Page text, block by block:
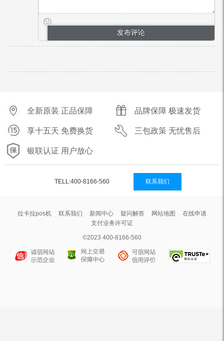
全新原装 正品保障 品牌保障 极速发货
享十五天 免费换货 三包政策 无忧售后
银联认证 用户放心
TELL:400-8166-560 联系我们
拉卡拉pos机 联系我们 新闻中心 疑问解答 网站地图
在线申请
支付业务许可证
©2023 400-8166-560